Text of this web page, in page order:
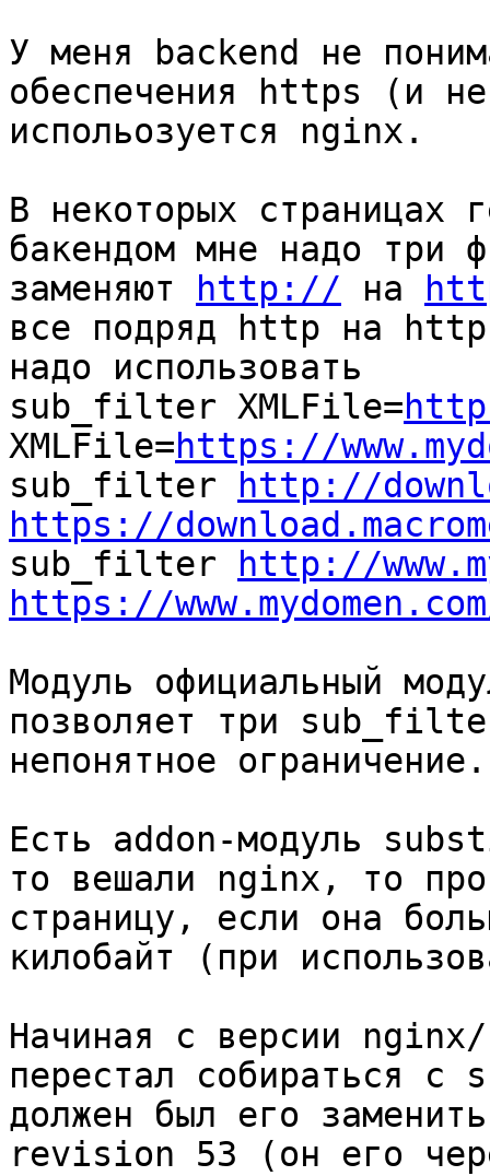
У меня backend не
обеспечения https (и
испольозуется nginx.
В некоторых страницах
бакендом мне надо три
заменяют
http:// на
все подряд http на
надо использовать
sub_filter XMLFile=
XMLFile=https://
sub_filter
http://
https://
sub_filter
http://
https://
Модуль официальный
позволяет три
непонятное ограничение.
Есть addon-модуль
то вешали nginx, то
страницу, если она
килобайт (при
Начиная с версии
перестал собираться
должен был его
revision 53 (он его